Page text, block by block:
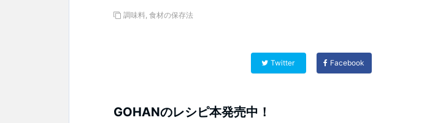
調味料, 食材の保存法
Twitter Facebook
GOHANのレシピ本発売中！